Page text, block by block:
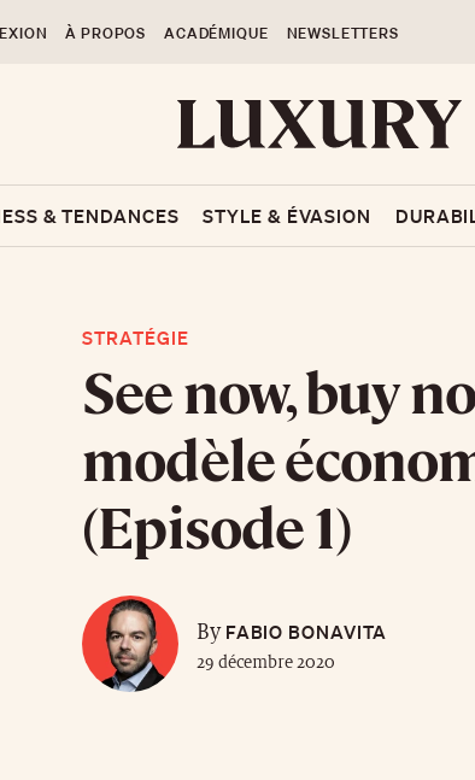
À PROPOS ACADÉMIQUE NEWSLETTERS
& TENDANCES STYLE & ÉVASION
STRATÉGIE
See now, buy
modèle
(Episode 1)
ByFABIO BONAVITA
29 décembre 2020